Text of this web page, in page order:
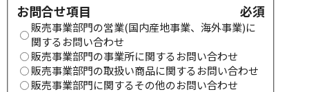
お問合せ項目
お問合せ項目 必須
販売事業部門の営業(国内産地事業、海外事業)に
関するお問い合わせ
販売事業部門の事業所に関するお問い合わせ
販売事業部門の取扱い商品に関するお問い合わせ
販売事業部門に関するその他のお問い合わせ